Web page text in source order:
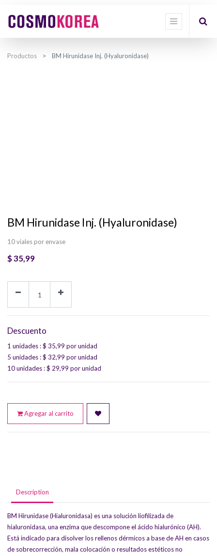
Productos BM Hirunidase Inj. (Hyaluronidase)
BM Hirunidase Inj. (Hyaluronidase)
10 viales por envase
$35,99
Descuento
1 unidades : $ 35,99 por unidad
5 unidades : $ 32,99 por unidad
10 unidades : $ 29,99 por unidad
Agregar al carrito
Description
BM Hirunidase (Hialuronidasa) es una solución liofilizada de
hialuronidasa, una enzima que descompone el ácido hialurónico (AH).
Está indicado para disolver los rellenos dérmicos a base de AH en casos
de sobrecorrección, mala colocación o resultados estéticos no